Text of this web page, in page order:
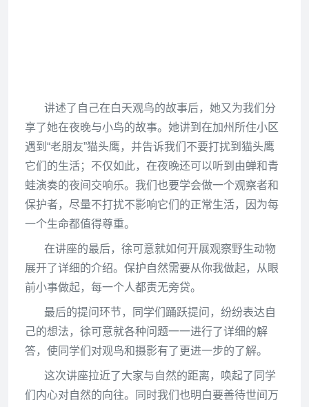
讲述了自己在白天观鸟的故事后，她又为我们分
享了她在夜晚与小鸟的故事。她讲到在加州所住小区
遇到“老朋友”猫头鹰，并告诉我们不要打扰到猫头鹰
它们的生活；不仅如此，在夜晚还可以听到由蝉和青
蛙演奏的夜间交响乐。我们也要学会做一个观察者和
保护者，尽量不打扰不影响它们的正常生活，因为每
一个生命都值得尊重。
在讲座的最后，徐可意就如何开展观察野生动物
展开了详细的介绍。保护自然需要从你我做起，从眼
前小事做起，每一个人都责无旁贷。
最后的提问环节，同学们踊跃提问，纷纷表达自
己的想法，徐可意就各种问题一一进行了详细的解
答，使同学们对观鸟和摄影有了更进一步的了解。
这次讲座拉近了大家与自然的距离，唤起了同学
们内心对自然的向往。同时我们也明白要善待世间万